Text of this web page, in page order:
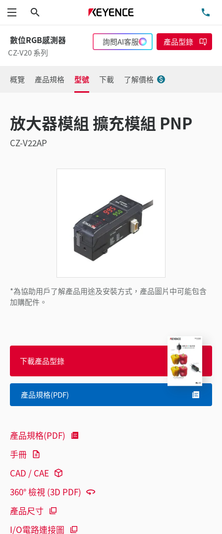
功能表
數位RGB感測器
CZ-V20 系列
詢問AI客服 產品型錄
概覽 產品規格 型號 下載 了解價格
放大器模組 擴充模組 PNP
CZ-V22AP
*為協助用戶了解產品用途及安裝方式，產品圖片中可能包含
加購配件。
下載產品型錄
產品規格(PDF)
產品規格(PDF)
手冊
CAD / CAE
360° 檢視 (3D PDF)
產品尺寸
I/O電路連接圖